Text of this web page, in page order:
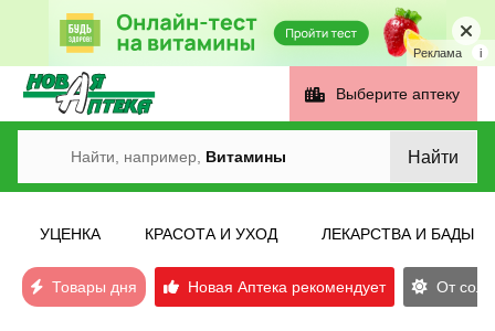
Реклама i
Выберите аптеку
Найти, например, Витамины Найти
УЦЕНКА КРАСОТА И УХОД ЛЕКАРСТВА И БАДЫ
Товары дня Новая Аптека рекомендует От